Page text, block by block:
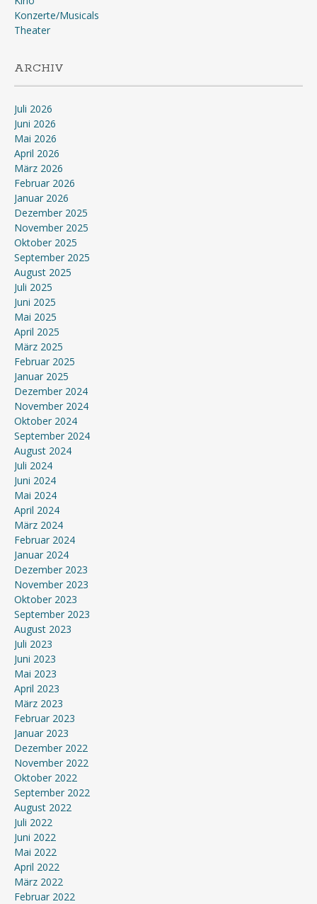
Konzerte/Musicals
Theater
ARCHIV
Juli 2026
Juni 2026
Mai 2026
April 2026
März 2026
Februar 2026
Januar 2026
Dezember 2025
November 2025
Oktober 2025
September 2025
August 2025
Juli 2025
Juni 2025
Mai 2025
April 2025
März 2025
Februar 2025
Januar 2025
Dezember 2024
November 2024
Oktober 2024
September 2024
August 2024
Juli 2024
Juni 2024
Mai 2024
April 2024
März 2024
Februar 2024
Januar 2024
Dezember 2023
November 2023
Oktober 2023
September 2023
August 2023
Juli 2023
Juni 2023
Mai 2023
April 2023
März 2023
Februar 2023
Januar 2023
Dezember 2022
November 2022
Oktober 2022
September 2022
August 2022
Juli 2022
Juni 2022
Mai 2022
April 2022
März 2022
Februar 2022